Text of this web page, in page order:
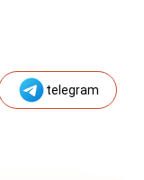
telegram